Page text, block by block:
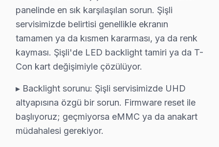
Şişli servisinde işçilik garantisi: Profilo tamiri 6 ay
bu cihaz parça garantisi: Şişli'de değiştirdiğimiz
Garanti belgesi: Her Şişli Profilo tamiri sonrası imzalı,
Şişli servis sonrası erişim: "Profilo TV'min sesi değişti
Şişli'de orijinal Profilo yedek parça kullanmak,
Şişli'de temin ettiğimiz parçalar:
• Şişli'de ekran panelleri (tüm boyut ve teknolojilerde)
panelinde en sık karşılaşılan sorun. Şişli
servisimizde belirtisi genellikle ekranın
tamamen ya da kısmen kararması, ya da renk
kayması. Şişli'de LED backlight tamiri ya da T-
Con kart değişimiyle çözülüyor.
▸ Backlight sorunu: Şişli servisimizde UHD
altyapısına özgü bir sorun. Firmware reset ile
başlıyoruz; geçmiyorsa eMMC ya da anakart
müdahalesi gerekiyor.